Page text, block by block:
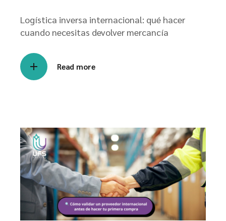
Logística inversa internacional: qué hacer
cuando necesitas devolver mercancía
Read more